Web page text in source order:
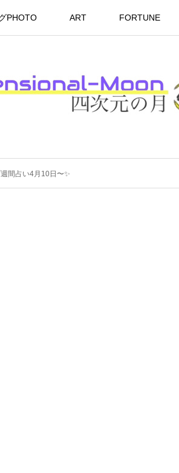
PHOTO ART FORTUNE
間占い4月10日〜✨